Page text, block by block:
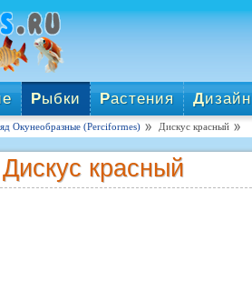
Рыбки Растения Дизайн
Окунеобразные (Perciformes) Дискус красный
Дискус красный